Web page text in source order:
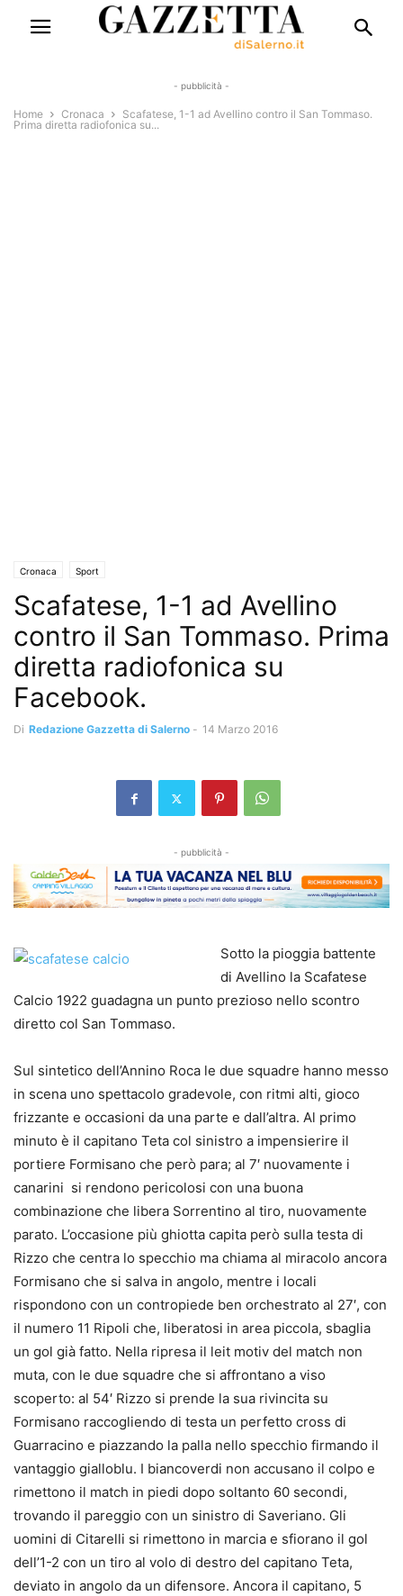
- pubblicità -
Home Cronaca
Scafatese, 1-1 ad Avellino contro il San Tommaso.
Prima diretta radiofonica su...
Cronaca Sport
Scafatese, 1-1 ad Avellino
contro il San Tommaso. Prima
diretta radiofonica su
Facebook.
Di Redazione Gazzetta di Salerno - 14 Marzo 2016
- pubblicità -
Sotto la pioggia battente
di Avellino la Scafatese
Calcio 1922 guadagna un punto prezioso nello scontro
diretto col San Tommaso.
Sul sintetico dell’Annino Roca le due squadre hanno messo
in scena uno spettacolo gradevole, con ritmi alti, gioco
frizzante e occasioni da una parte e dall’altra. Al primo
minuto è il capitano Teta col sinistro a impensierire il
portiere Formisano che però para; al 7′ nuovamente i
canarini si rendono pericolosi con una buona
combinazione che libera Sorrentino al tiro, nuovamente
parato. L’occasione più ghiotta capita però sulla testa di
Rizzo che centra lo specchio ma chiama al miracolo ancora
Formisano che si salva in angolo, mentre i locali
rispondono con un contropiede ben orchestrato al 27′, con
il numero 11 Ripoli che, liberatosi in area piccola, sbaglia
un gol già fatto. Nella ripresa il leit motiv del match non
muta, con le due squadre che si affrontano a viso
scoperto: al 54′ Rizzo si prende la sua rivincita su
Formisano raccogliendo di testa un perfetto cross di
Guarracino e piazzando la palla nello specchio firmando il
vantaggio gialloblu. I biancoverdi non accusano il colpo e
rimettono il match in piedi dopo soltanto 60 secondi,
trovando il pareggio con un sinistro di Saveriano. Gli
uomini di Citarelli si rimettono in marcia e sfiorano il gol
dell’1-2 con un tiro al volo di destro del capitano Teta,
deviato in angolo da un difensore. Ancora il capitano, 5